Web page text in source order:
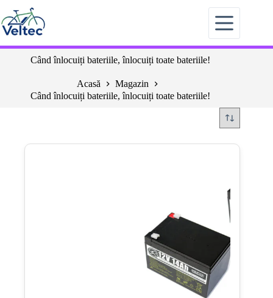
la
conținut
Când înlocuiți bateriile, înlocuiți toate bateriile!
Acasă
Magazin
Când înlocuiți bateriile, înlocuiți toate bateriile!